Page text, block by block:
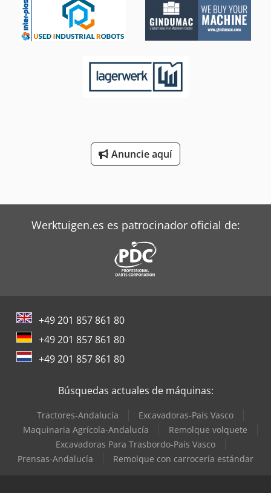
Anuncie aquí
Werktuigen.es es patrocinador oficial de:
+49 201 857 861 80
+49 201 857 861 80
+49 201 857 861 80
Búsquedas actuales de máquinas:
Tractores-Andalucía
Excavadoras-País Vasco
Maquinaria Agrícola-Andalucía
Remolque volquete
Excavadoras Para Trasbordo-País Vasco
Prensas-Andalucía
Remolque con carrocería estándar